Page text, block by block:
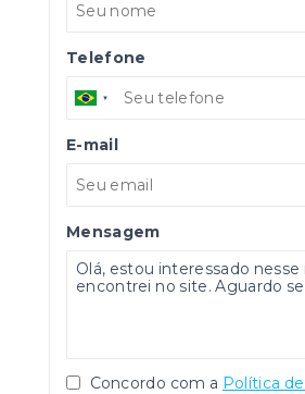
Telefone
E-mail
Mensagem
Concordo com a Política